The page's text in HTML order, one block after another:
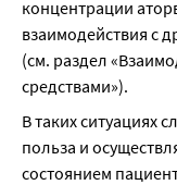
концентрации
взаимодействия с
(см. раздел
средствами»).
В таких ситуациях
польза и
состоянием